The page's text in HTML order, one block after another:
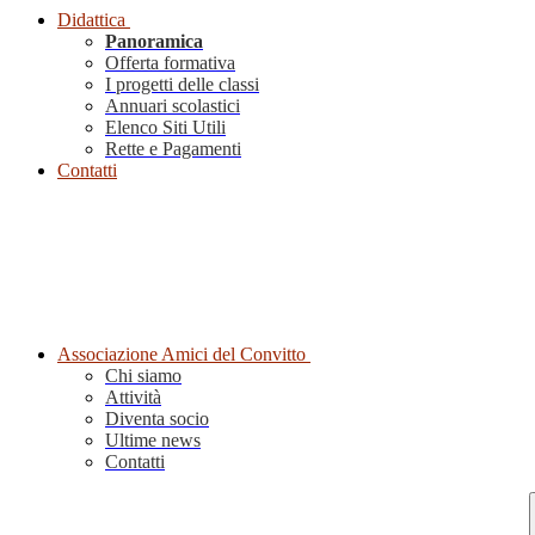
Didattica
Panoramica
Offerta formativa
I progetti delle classi
Annuari scolastici
Elenco Siti Utili
Rette e Pagamenti
Contatti
Associazione Amici del Convitto
Chi siamo
Attività
Diventa socio
Ultime news
Contatti